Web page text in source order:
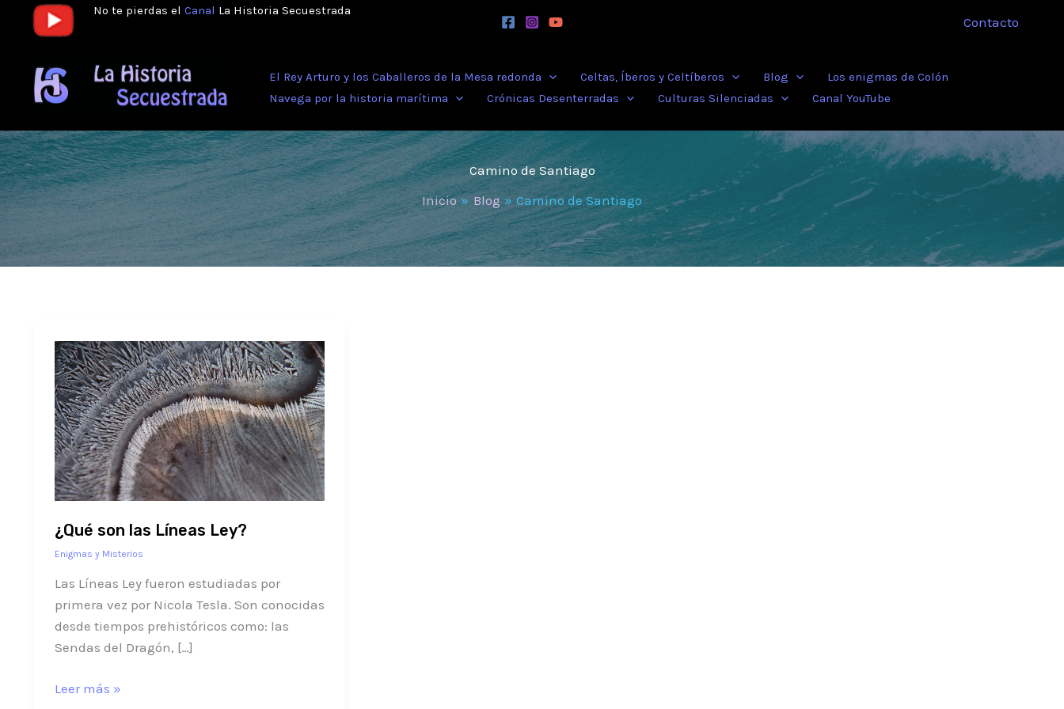
No te pierdas el Canal La Historia Secuestrada
Contacto
El Rey Arturo y los Caballeros de la Mesa redonda Celtas, Íberos y Celtíberos Blog
Los enigmas de Colón
Navega por la historia marítima
Crónicas Desenterradas Culturas Silenciadas Canal YouTube
Camino de Santiago
Inicio
Blog Camino de Santiago
¿Qué son las Líneas Ley?
Enigmas y Misterios
Las Líneas Ley fueron estudiadas por
primera vez por Nicola Tesla. Son conocidas
desde tiempos prehistóricos como: las
Sendas del Dragón, […]
¿Qué
son
las
Líneas
Ley?
Leer más »